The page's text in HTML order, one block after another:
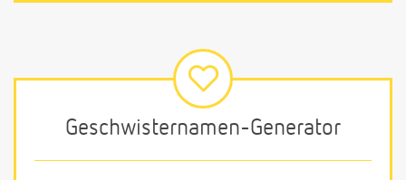
Geschwisternamen-Generator